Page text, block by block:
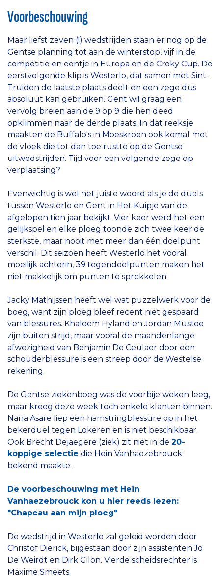
Voorbeschouwing
Maar liefst zeven (!) wedstrijden staan er nog op de
Gentse planning tot aan de winterstop, vijf in de
competitie en eentje in Europa en de Croky Cup. De
eerstvolgende klip is Westerlo, dat samen met Sint-
Truiden de laatste plaats deelt en een zege dus
absoluut kan gebruiken. Gent wil graag een
vervolg breien aan de 9 op 9 die hen deed
opklimmen naar de derde plaats. In dat reeksje
maakten de Buffalo's in Moeskroen ook komaf met
de vloek die tot dan toe rustte op de Gentse
uitwedstrijden. Tijd voor een volgende zege op
verplaatsing?
Evenwichtig is wel het juiste woord als je de duels
tussen Westerlo en Gent in Het Kuipje van de
afgelopen tien jaar bekijkt. Vier keer werd het een
gelijkspel en elke ploeg toonde zich twee keer de
sterkste, maar nooit met meer dan één doelpunt
verschil. Dit seizoen heeft Westerlo het vooral
moeilijk achterin, 39 tegendoelpunten maken het
niet makkelijk om punten te sprokkelen.
Jacky Mathijssen heeft wel wat puzzelwerk voor de
boeg, want zijn ploeg bleef recent niet gespaard
van blessures. Khaleem Hyland en Jordan Mustoe
zijn buiten strijd, maar vooral de maandenlange
afwezigheid van Benjamin De Ceulaer door een
schouderblessure is een streep door de Westelse
rekening.
De Gentse ziekenboeg was de voorbije weken leeg,
maar kreeg deze week toch enkele klanten binnen.
Nana Asare liep een hamstringblessure op in het
bekerduel tegen Lokeren en is niet beschikbaar.
Ook Brecht Dejaegere (ziek) zit niet in de 20-
koppige selectie die Hein Vanhaezebrouck
bekend maakte.
De voorbeschouwing met Hein
Vanhaezebrouck kon u hier reeds lezen:
"Chapeau aan mijn ploeg"
De wedstrijd in Westerlo zal geleid worden door
Christof Dierick, bijgestaan door zijn assistenten Jo
De Weirdt en Dirk Gilon. Vierde scheidsrechter is
Maxime Smeets.